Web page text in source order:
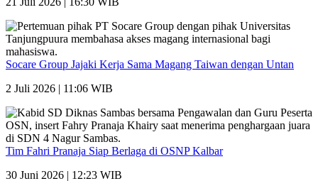
Socare Group Jajaki Kerja Sama Magang Taiwan dengan Untan
2 Juli 2026 | 11:06 WIB
Tim Fahri Pranaja Siap Berlaga di OSNP Kalbar
30 Juni 2026 | 12:23 WIB